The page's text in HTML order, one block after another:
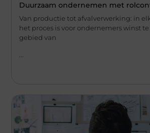
Duurzaam ondernemen met
Van productie tot afvalverwerking: in
het proces is voor ondernemers winst
gebied van